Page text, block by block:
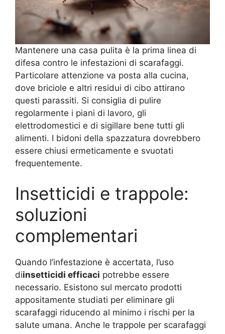
Mantenere una casa pulita è la prima linea di
difesa contro le infestazioni di scarafaggi.
Particolare attenzione va posta alla cucina,
dove briciole e altri residui di cibo attirano
questi parassiti. Si consiglia di pulire
regolarmente i piani di lavoro, gli
elettrodomestici e di sigillare bene tutti gli
alimenti. I bidoni della spazzatura dovrebbero
essere chiusi ermeticamente e svuotati
frequentemente.
Insetticidi e trappole:
soluzioni
complementari
Quando l’infestazione è accertata, l’uso
diinsetticidi efficaci potrebbe essere
necessario. Esistono sul mercato prodotti
appositamente studiati per eliminare gli
scarafaggi riducendo al minimo i rischi per la
salute umana. Anche le trappole per scarafaggi